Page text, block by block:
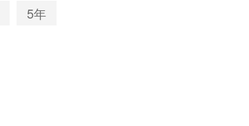
5年